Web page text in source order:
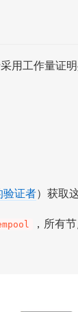
用工作量
验证者）获取
，所有